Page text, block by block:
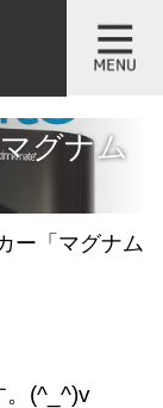
グナム
ー「マグナム
(^_^)v